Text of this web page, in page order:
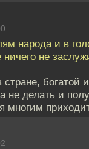
народа и в
не
богатой
не делать и
многим